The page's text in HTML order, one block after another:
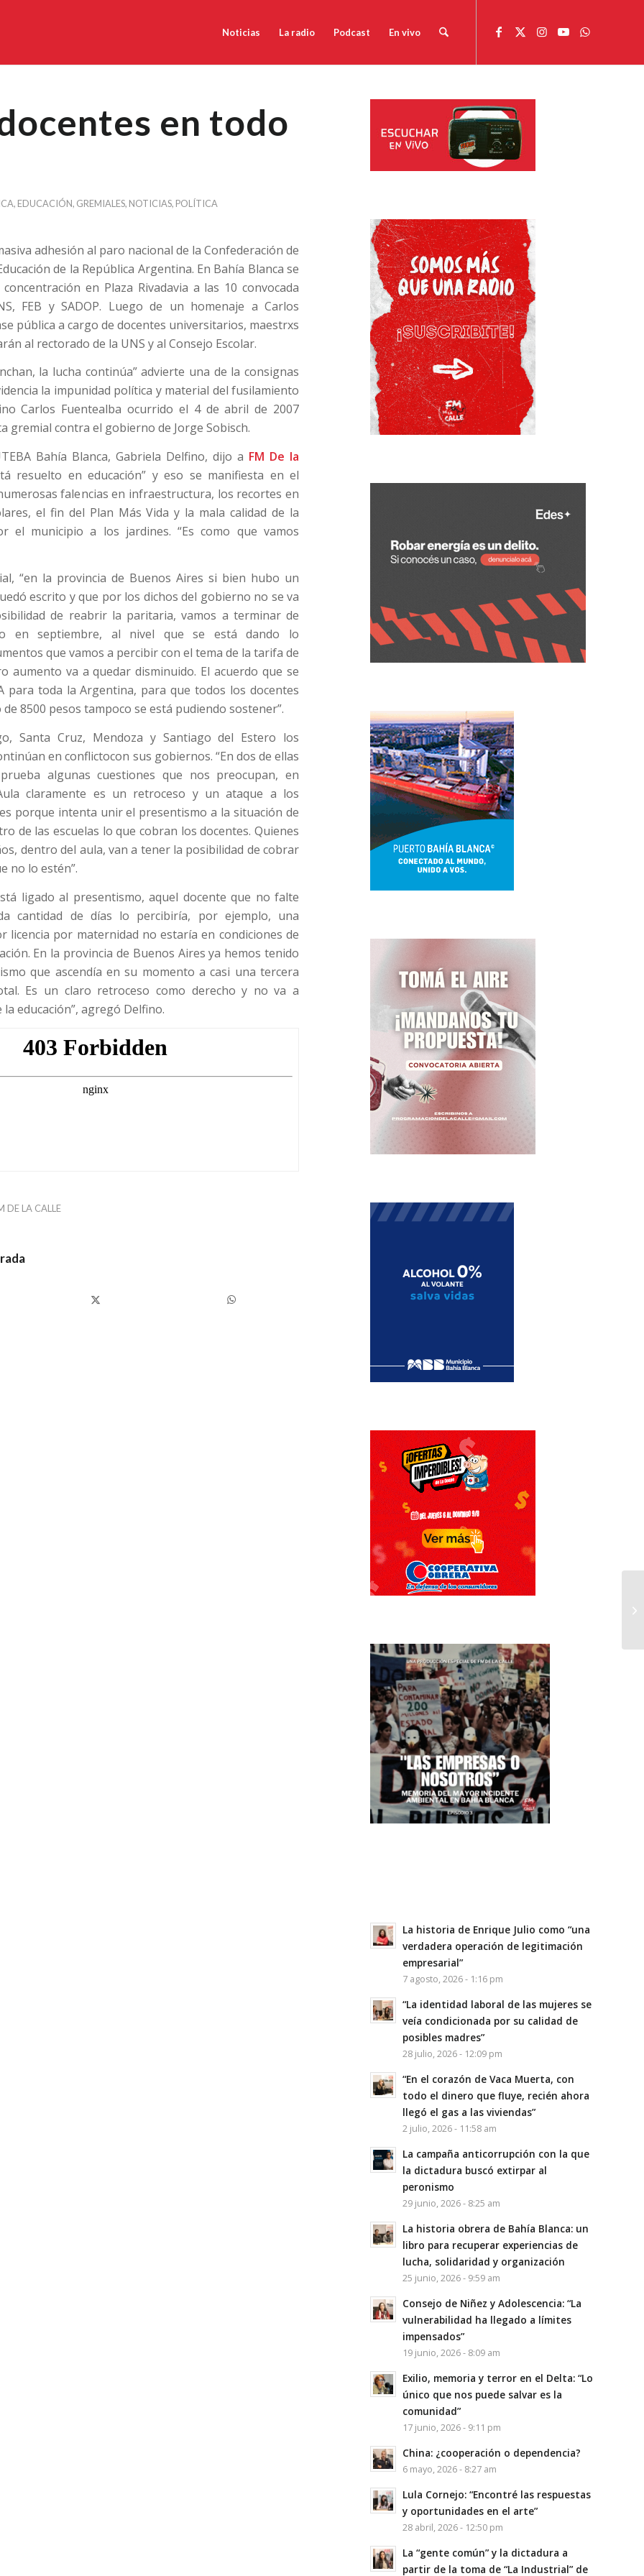
Noticias La radio Podcast En vivo
en todo
, EDUCACIÓN, GREMIALES, NOTICIAS, POLÍTICA
adhesión al paro nacional de la Confederación de
de la República Argentina. En Bahía Blanca se
en Plaza Rivadavia a las 10 convocada
FEB y SADOP. Luego de un homenaje a Carlos
pública a cargo de docentes universitarios, maestrxs
al rectorado de la UNS y al Consejo Escolar.
la lucha continúa” advierte una de la consignas
la impunidad política y material del fusilamiento
Carlos Fuentealba ocurrido el 4 de abril de 2007
gremial contra el gobierno de Jorge Sobisch.
Bahía Blanca, Gabriela Delfino, dijo a FM De la
resuelto en educación” y eso se manifiesta en el
falencias en infraestructura, los recortes en
el fin del Plan Más Vida y la mala calidad de la
el municipio a los jardines. “Es como que vamos
“en la provincia de Buenos Aires si bien hubo un
escrito y que por los dichos del gobierno no se va
de reabrir la paritaria, vamos a terminar de
en septiembre, al nivel que se está dando lo
que vamos a percibir con el tema de la tarifa de
aumento va a quedar disminuido. El acuerdo que se
para toda la Argentina, para que todos los docentes
8500 pesos tampoco se está pudiendo sostener”.
Santa Cruz, Mendoza y Santiago del Estero los
en conflictocon sus gobiernos. “En dos de ellas
algunas cuestiones que nos preocupan, en
claramente es un retroceso y un ataque a los
porque intenta unir el presentismo a la situación de
de las escuelas lo que cobran los docentes. Quienes
dentro del aula, van a tener la posibilidad de cobrar
no lo estén”.
ligado al presentismo, aquel docente que no falte
cantidad de días lo percibiría, por ejemplo, una
licencia por maternidad no estaría en condiciones de
En la provincia de Buenos Aires ya hemos tenido
que ascendía en su momento a casi una tercera
Es un claro retroceso como derecho y no va a
la educación”, agregó Delfino.
DE LA CALLE
La historia de Enrique Julio como “una
verdadera operación de legitimación
empresarial”
7 agosto, 2026 - 1:16 pm
“La identidad laboral de las mujeres se
veía condicionada por su calidad de
posibles madres”
28 julio, 2026 - 12:09 pm
“En el corazón de Vaca Muerta, con
todo el dinero que fluye, recién ahora
llegó el gas a las viviendas”
2 julio, 2026 - 11:58 am
La campaña anticorrupción con la que
la dictadura buscó extirpar al
peronismo
29 junio, 2026 - 8:25 am
La historia obrera de Bahía Blanca: un
libro para recuperar experiencias de
lucha, solidaridad y organización
25 junio, 2026 - 9:59 am
Consejo de Niñez y Adolescencia: “La
vulnerabilidad ha llegado a límites
impensados”
19 junio, 2026 - 8:09 am
Exilio, memoria y terror en el Delta: “Lo
único que nos puede salvar es la
comunidad”
17 junio, 2026 - 9:11 pm
China: ¿cooperación o dependencia?
6 mayo, 2026 - 8:27 am
Lula Cornejo: “Encontré las respuestas
y oportunidades en el arte”
28 abril, 2026 - 12:50 pm
La “gente común” y la dictadura a
partir de la toma de “La Industrial” de